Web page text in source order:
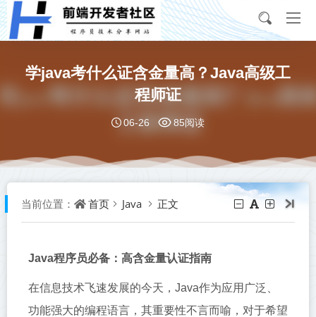
学java考什么证含金量高？Java高级工
程师证
06-26 85阅读
当前位置： 首页 Java 正文
Java程序员必备：高含金量认证指南
在信息技术飞速发展的今天，Java作为应用广泛、
功能强大的编程语言，其重要性不言而喻，对于希望